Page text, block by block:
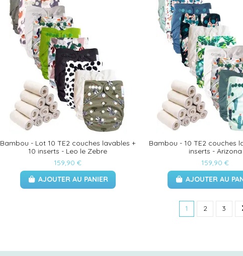
Bambou - Lot 10 TE2 couches lavables +
10 inserts - Leo le Zebre
159,90 €
AJOUTER AU PANIER
Bambou - 10 TE2 couches
inserts - Arizona
159,90 €
AJOUTER AU
1 2 3